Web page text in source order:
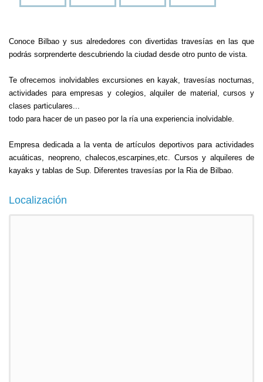
Conoce Bilbao y sus alrededores con divertidas travesías en las que
podrás sorprenderte descubriendo la ciudad desde otro punto de vista.
Te ofrecemos inolvidables excursiones en kayak, travesías nocturnas,
actividades para empresas y colegios, alquiler de material, cursos y
clases particulares...
todo para hacer de un paseo por la ría una experiencia inolvidable.
Empresa dedicada a la venta de artículos deportivos para actividades
acuáticas, neopreno, chalecos,escarpines,etc. Cursos y alquileres de
kayaks y tablas de Sup. Diferentes travesías por la Ria de Bilbao.
Localización